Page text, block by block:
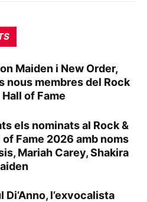
Maiden i New Order,
nous membres del Rock
of Fame
els nominats al Rock &
of Fame 2026 amb noms
Mariah Carey, Shakira
Di’Anno, l’exvocalista